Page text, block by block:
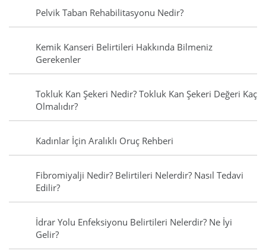
Pelvik Taban Rehabilitasyonu Nedir?
Kemik Kanseri Belirtileri Hakkında Bilmeniz
Gerekenler
Tokluk Kan Şekeri Nedir? Tokluk Kan Şekeri Değeri Kaç
Olmalıdır?
Kadınlar İçin Aralıklı Oruç Rehberi
Fibromiyalji Nedir? Belirtileri Nelerdir? Nasıl Tedavi
Edilir?
İdrar Yolu Enfeksiyonu Belirtileri Nelerdir? Ne İyi
Gelir?